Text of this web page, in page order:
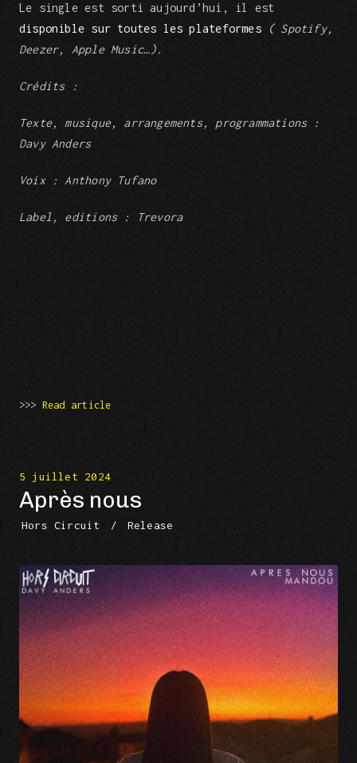
Le single est sorti aujourd’hui, il est
disponible sur toutes les plateformes
( Spotify,
Deezer, Apple Music…).
Crédits :
Texte, musique, arrangements, programmations :
Davy Anders
Voix : Anthony Tufano
Label, editions : Trevora
>>> Read article
5 juillet 2024
Après nous
Hors Circuit / Release